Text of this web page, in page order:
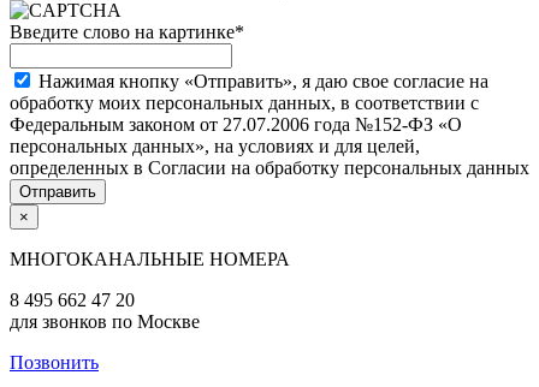
Введите слово на картинке*
Нажимая кнопку «Отправить», я даю свое согласие на
обработку моих персональных данных, в соответствии с
Федеральным законом от 27.07.2006 года №152-ФЗ «О
персональных данных», на условиях и для целей,
определенных в Согласии на обработку персональных данных
×
МНОГОКАНАЛЬНЫЕ НОМЕРА
8 495 662 47 20
для звонков по Москве
Позвонить